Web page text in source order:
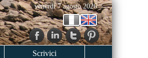
venerdì 7 agosto 2026
Scrivici